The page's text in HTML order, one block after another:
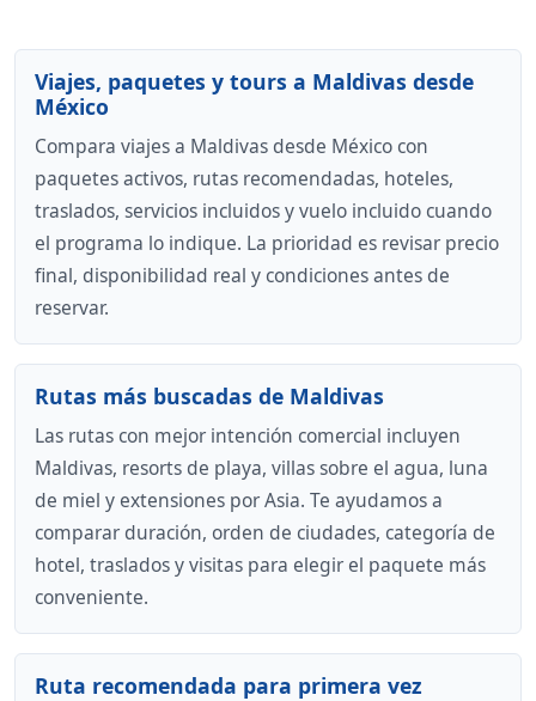
Viajes, paquetes y tours a Maldivas desde
México
Compara viajes a Maldivas desde México con
paquetes activos, rutas recomendadas, hoteles,
traslados, servicios incluidos y vuelo incluido cuando
el programa lo indique. La prioridad es revisar precio
final, disponibilidad real y condiciones antes de
reservar.
Rutas más buscadas de Maldivas
Las rutas con mejor intención comercial incluyen
Maldivas, resorts de playa, villas sobre el agua, luna
de miel y extensiones por Asia. Te ayudamos a
comparar duración, orden de ciudades, categoría de
hotel, traslados y visitas para elegir el paquete más
conveniente.
Ruta recomendada para primera vez